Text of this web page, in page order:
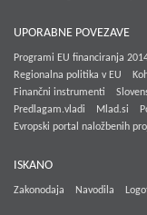
UPORABNE POVEZAVE
Programi EU financiranja
Regionalna politika v EU
Finančni instrumenti
Predlagam.vladi
Mlad.si
Evropski portal naložbenih
ISKANO
Zakonodaja Navodila